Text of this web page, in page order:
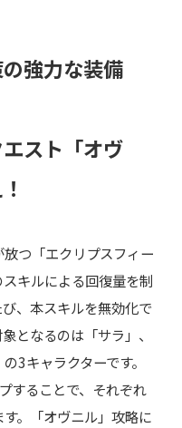
強力な装備
スト「オヴ
つ「エクリプスフィー
キルによる回復量を制
、本スキルを無効化で
となるのは「サラ」、
3キャラクターです。
することで、それぞれ
。「オヴニル」攻略に